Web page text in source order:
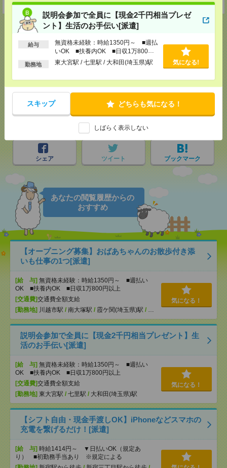
説明会参加で全員に【現金2千円相当プレゼ
ント】生活のお手伝い[派遣]
給与
無資格未経験：時給1350円～ ■週払
いOK ■扶養内OK ■日収1万800円
以上
勤務地 東大宮駅 / 七里駅 / 大和田(埼玉県)駅 気になる!
スキップ どちらも気になる！
しばらく表示しない
応募ページへ
気になる！
で送る
シェア ツイート ブックマーク
あなたの閲覧履歴からの
おすすめ
【オープニング募集】おばあちゃんのお散歩付き添
いも仕事の1つ[派遣]
[給 与] 無資格未経験：時給1350円～ ■週払い
OK ■扶養内OK ■日収1万800円以上
[交通費]交通費全額支給
[勤務地] 川越市駅 / 南大塚駅 / 霞ケ関(埼玉県)駅 / …
気になる！
説明会参加で全員に【現金2千円相当プレゼント】生
活のお手伝い[派遣]
[給 与] 無資格未経験：時給1350円～ ■週払い
OK ■扶養内OK ■日収1万800円以上
[交通費]交通費全額支給
[勤務地] 東大宮駅 / 七里駅 / 大和田(埼玉県)駅
気になる！
【シフト自由・現金手渡しOK】iPhoneなどスマホの
充電を繋げるだけ！[派遣]
[給 与] 時給1414円～ ▼日払いOK（規定あ
り） ■初勤務手当あり ※規定による